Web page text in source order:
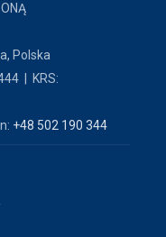
Polska
| KRS:
+48 502 190 344